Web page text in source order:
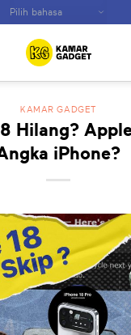
KAMAR GADGET
Hilang?
iPhone?